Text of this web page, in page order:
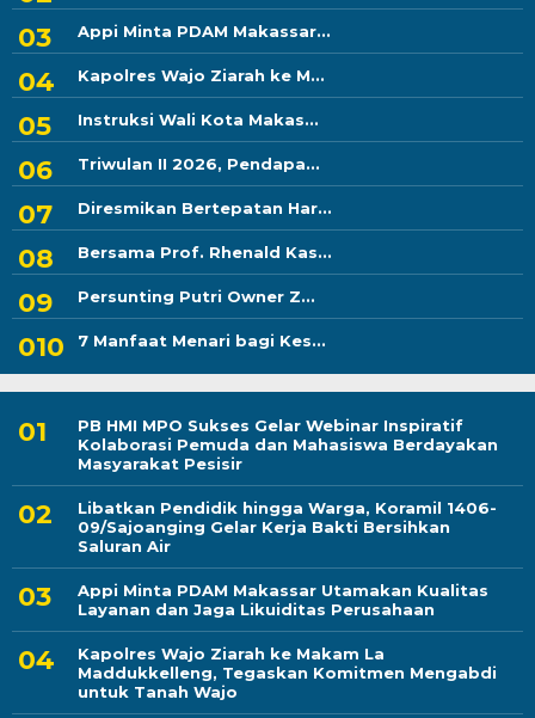
Appi Minta PDAM Makassar...
Kapolres Wajo Ziarah ke M...
Instruksi Wali Kota Makas...
Triwulan II 2026, Pendapa...
Diresmikan Bertepatan Har...
Bersama Prof. Rhenald Kas...
Persunting Putri Owner Z...
7 Manfaat Menari bagi Kes...
PB HMI MPO Sukses Gelar Webinar Inspiratif
Kolaborasi Pemuda dan Mahasiswa Berdayakan
Masyarakat Pesisir
Libatkan Pendidik hingga Warga, Koramil 1406-
09/Sajoanging Gelar Kerja Bakti Bersihkan
Saluran Air
Appi Minta PDAM Makassar Utamakan Kualitas
Layanan dan Jaga Likuiditas Perusahaan
Kapolres Wajo Ziarah ke Makam La
Maddukkelleng, Tegaskan Komitmen Mengabdi
untuk Tanah Wajo